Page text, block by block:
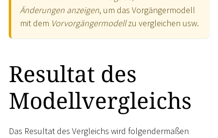
Änderungen anzeigen, um das Vorgängermodell
mit dem Vorvorgängermodellzu vergleichen usw.
Resultat des
Modellvergleichs
Das Resultat des Vergleichs wird folgendermaßen